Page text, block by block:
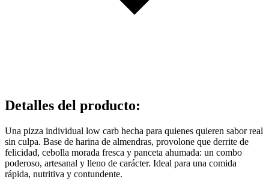
Detalles del producto:
Una pizza individual low carb hecha para quienes quieren sabor real
sin culpa. Base de harina de almendras, provolone que derrite de
felicidad, cebolla morada fresca y panceta ahumada: un combo
poderoso, artesanal y lleno de carácter. Ideal para una comida
rápida, nutritiva y contundente.